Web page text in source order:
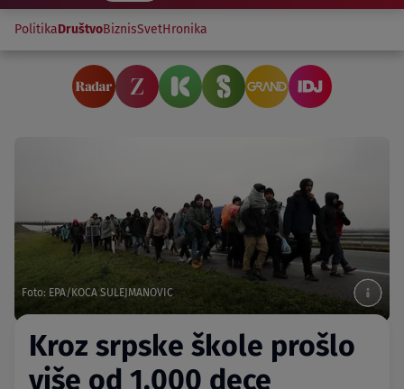
PolitikaDruštvoBiznisSvetHronika
Foto: EPA/KOCA SULEJMANOVIC
Kroz srpske škole prošlo
više od 1.000 dece